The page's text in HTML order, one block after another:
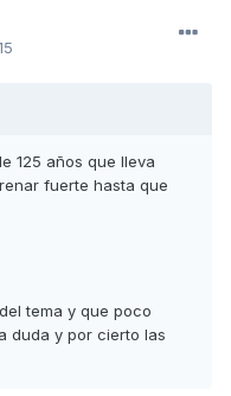
125 años que lleva
fuerte hasta que
tema y que poco
duda y por cierto las